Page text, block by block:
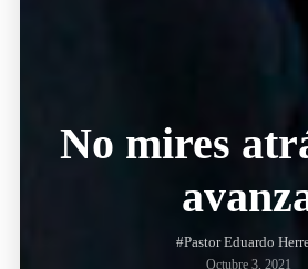
No mires
#Pastor Eduardo
Octubre 3, 2021